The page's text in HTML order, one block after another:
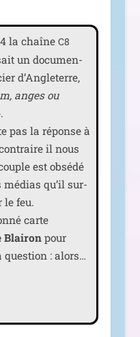
la chaîne C8
un docu­men­
d’Angleterre,
anges ou
pas la réponse à
il nous
est obsé­dé
médias qu’il sur­
le feu.
carte
Blaironpour
: alors…